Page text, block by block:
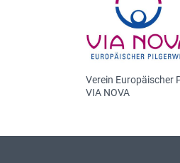
Verein Europäischer
VIA NOVA